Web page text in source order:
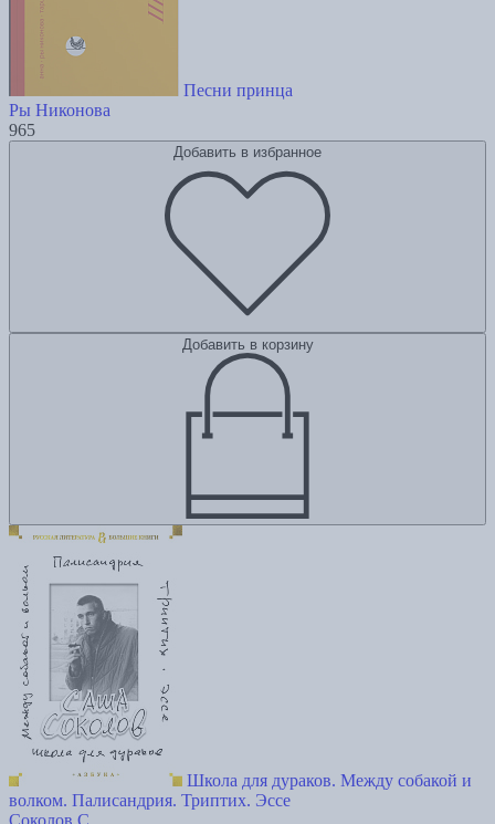
Песни принца
Ры Никонова
965
Добавить в избранное
Добавить в корзину
Школа для дураков. Между собакой и
волком. Палисандрия. Триптих. Эссе